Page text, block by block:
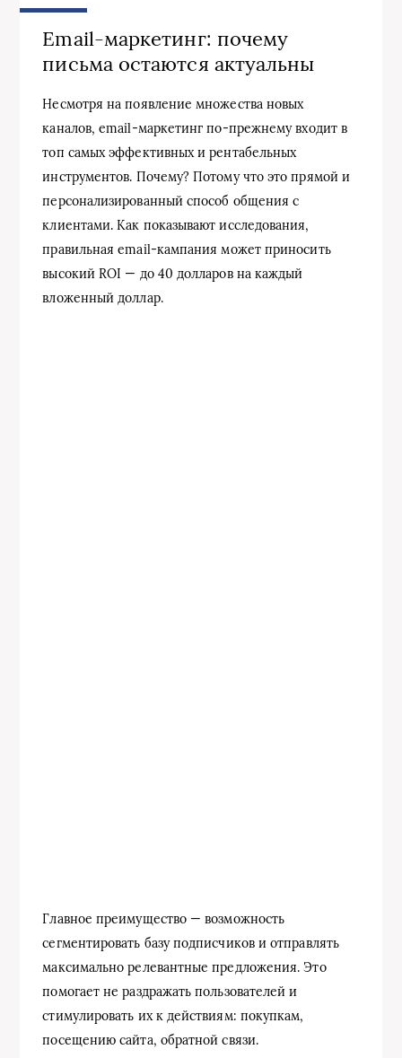
Email-маркетинг: почему
письма остаются актуальны
Несмотря на появление множества новых
каналов, email-маркетинг по-прежнему входит в
топ самых эффективных и рентабельных
инструментов. Почему? Потому что это прямой и
персонализированный способ общения с
клиентами. Как показывают исследования,
правильная email-кампания может приносить
высокий ROI — до 40 долларов на каждый
вложенный доллар.
Главное преимущество — возможность
сегментировать базу подписчиков и отправлять
максимально релевантные предложения. Это
помогает не раздражать пользователей и
стимулировать их к действиям: покупкам,
посещению сайта, обратной связи.